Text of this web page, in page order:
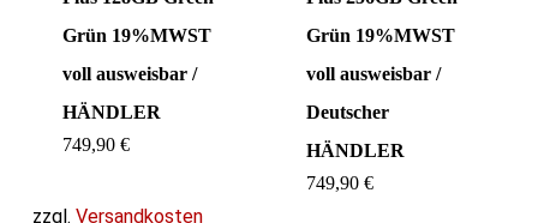
Grün 19%MWST
voll ausweisbar /
HÄNDLER
749,90€
zzgl.Versandkosten
Grün 19%MWST
voll ausweisbar /
Deutscher
HÄNDLER
749,90€